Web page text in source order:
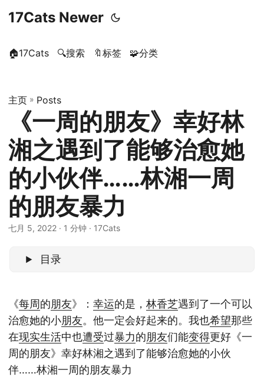
17Cats Newer
🏠17Cats 🔍搜索 🔖标签 🧩分类
主页 » Posts
《一周的朋友》幸好林
湘之遇到了能够治愈她
的小伙伴……林湘一周
的朋友暴力
七月 5, 2022 · 1 分钟 · 17Cats
目录
《每周的朋友》： 幸运的是， 林香芝遇到了一个可以
治愈她的小朋友。他一定会好起来的。我也希望那些
在现实生活中也遭受过暴力的朋友们能变得更好《一
周的朋友》幸好林湘之遇到了能够治愈她的小伙
伴……林湘一周的朋友暴力